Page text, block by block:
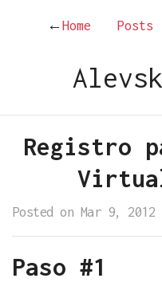
←Home Posts
Registro
Posted on Mar 9, 2012
Paso #1